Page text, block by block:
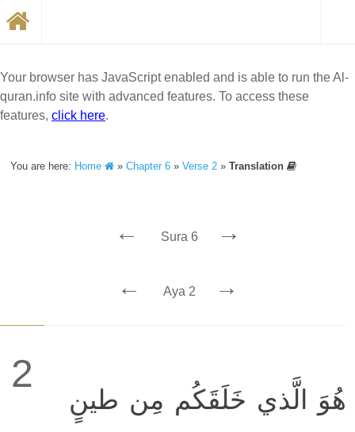
Your browser has JavaScript enabled and is able to run the Al-
quran.info site with advanced features. To access these
features, click here.
You are here: Home »Chapter 6 »Verse 2 »Translation
← Sura 6 →
← Aya 2 →
2
هُوَ الَّذي خَلَقَكُم مِن طينٍ